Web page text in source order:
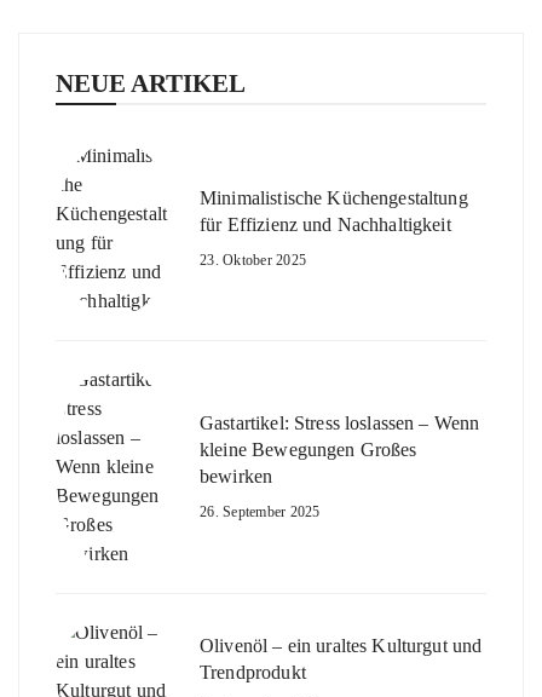
NEUE ARTIKEL
Minimalistische Küchengestaltung
für Effizienz und Nachhaltigkeit
23. Oktober 2025
Gastartikel: Stress loslassen – Wenn
kleine Bewegungen Großes
bewirken
26. September 2025
Olivenöl – ein uraltes Kulturgut und
Trendprodukt